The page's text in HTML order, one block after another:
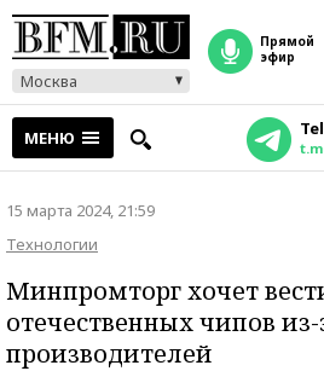
Москва
прямой
эфир
МЕНЮ
15 марта 2024, 21:59
Технологии
Минпромторг хочет
отечественных чипов
производителей